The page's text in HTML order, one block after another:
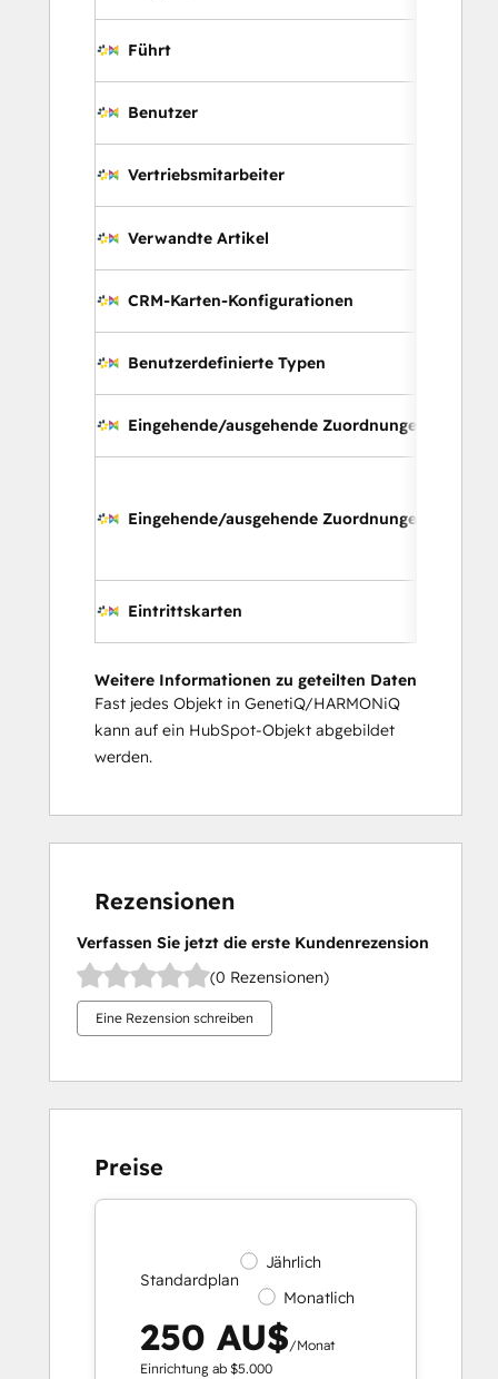
Führt
Benutzer
Vertriebsmitarbeiter
Verwandte Artikel
CRM-Karten-Konfigurationen
Benutzerdefinierte Typen
Eingehende/ausgehende Zuordnungen
Eingehende/ausgehende Zuordnungen
Eintrittskarten
Weitere Informationen zu geteilten Daten
Fast jedes Objekt in GenetiQ/HARMONiQ
kann auf ein HubSpot-Objekt abgebildet
werden.
Rezensionen
Verfassen Sie jetzt die erste Kundenrezension
(0 Rezensionen)
Eine Rezension schreiben
Preise
Standardplan
Jährlich
Monatlich
250 AU$/Monat
Einrichtung ab $5.000